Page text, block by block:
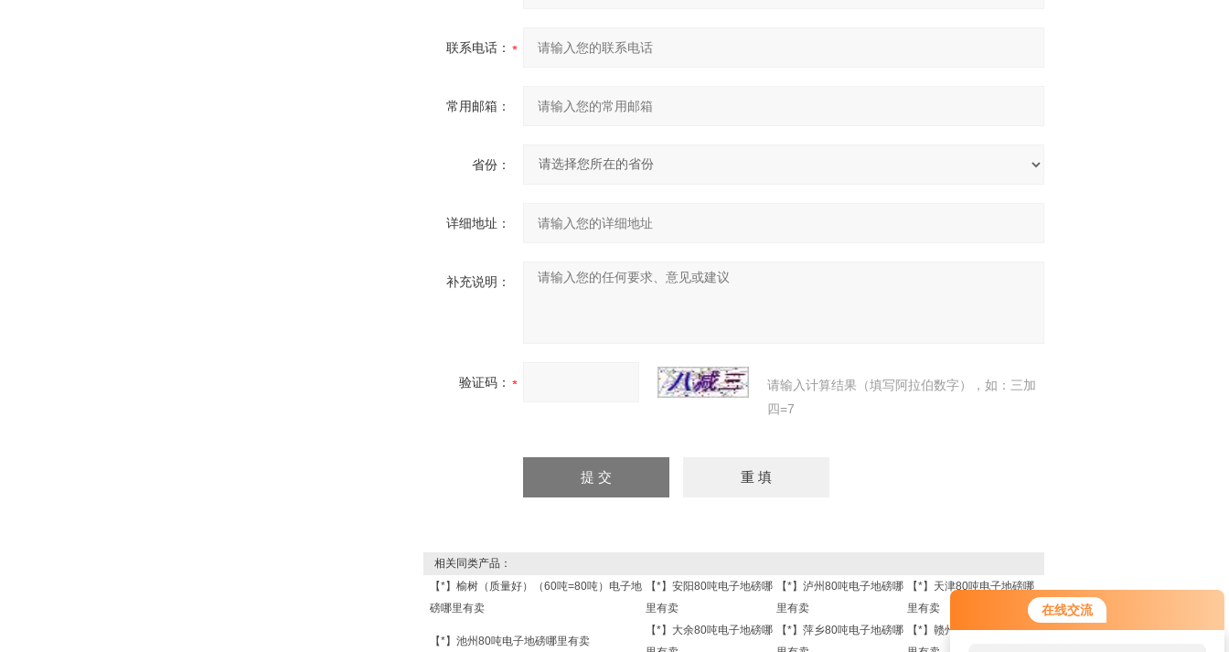
在线交流
联系电话：
常用邮箱：
省份：
详细地址：
补充说明：
验证码：
请输入计算结果（填写阿拉伯数字），如：三加
四=7
相关同类产品：
【*】榆树（质量好）（60吨=80吨）电子地
磅哪里有卖
【*】安阳80吨电子地磅哪
里有卖
【*】泸州80吨电子地磅哪
里有卖
【*】天津80吨电子地磅哪
里有卖
【*】池州80吨电子地磅哪里有卖
【*】大余80吨电子地磅哪
【*】萍乡80吨电子地磅哪
【*】赣州80吨电子地磅哪